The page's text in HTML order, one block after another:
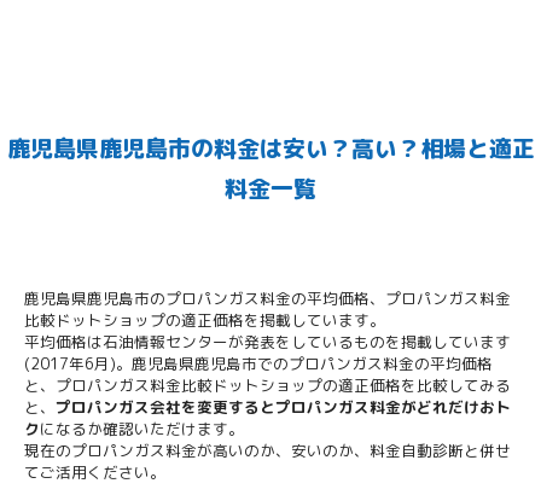
鹿児島県鹿児島市の料金は安い？高い？相場と適正
料金一覧
鹿児島県鹿児島市のプロパンガス料金の平均価格、プロパンガス料金
比較ドットショップの適正価格を掲載しています。
平均価格は石油情報センターが発表をしているものを掲載しています
(2017年6月)。鹿児島県鹿児島市でのプロパンガス料金の平均価格
と、プロパンガス料金比較ドットショップの適正価格を比較してみる
と、 プロパンガス会社を変更するとプロパンガス料金がどれだけおト
クになるか確認いただけます。
現在のプロパンガス料金が高いのか、安いのか、料金自動診断と併せ
てご活用ください。